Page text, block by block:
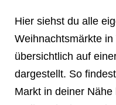
Hier siehst du alle
Weihnachtsmärkte
übersichtlich auf
dargestellt. So
Markt in deiner